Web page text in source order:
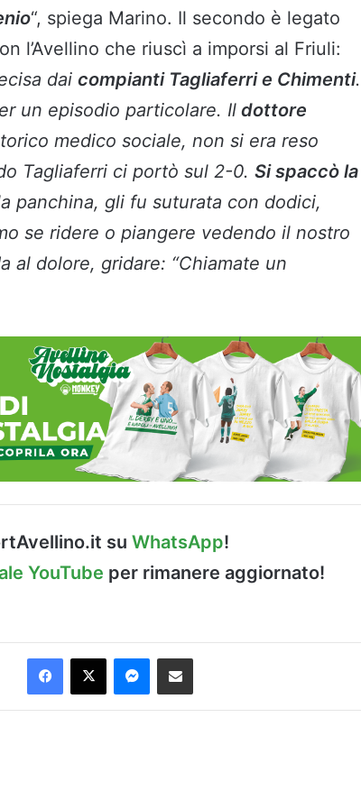
“, spiega Marino. Il secondo è legato
l’Avellino che riuscì a imporsi al Friuli:
dai compianti Tagliaferri e Chimenti.
un episodio particolare. Il dottore
medico sociale, non si era reso
Tagliaferri ci portò sul 2-0. Si spaccò la
panchina, gli fu suturata con dodici,
se ridere o piangere vedendo il nostro
al dolore, gridare: “Chiamate un
su WhatsApp!
YouTube per rimanere aggiornato!
Facebook
X Messenger
Condividi via Email